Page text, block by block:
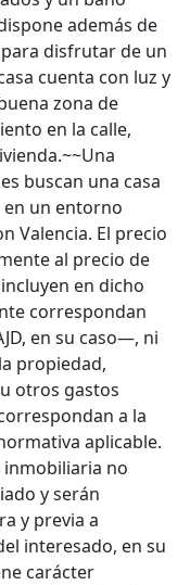
además de
disfrutar de un
cuenta con luz y
zona de
en la calle,
buscan una casa
en un entorno
Valencia. El precio
al precio de
en dicho
correspondan
en su caso—, ni
propiedad,
otros gastos
a la
aplicable.
no
y serán
y previa a
interesado, en su
carácter